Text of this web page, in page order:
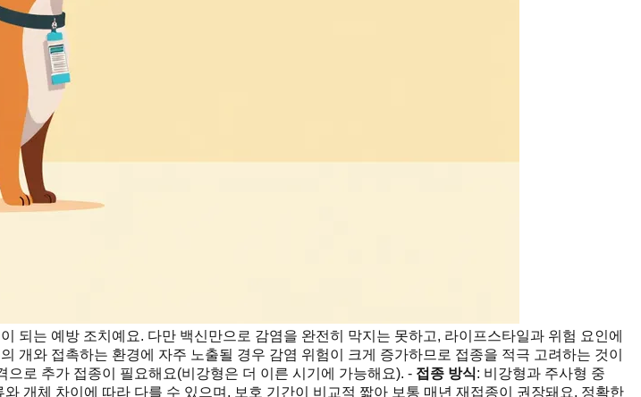
되는 예방 조치예요. 다만 백신만으로 감염을 완전히 막지는 못하고, 라이프스타일과 위험 요인에
개와 접촉하는 환경에 자주 노출될 경우 감염 위험이 크게 증가하므로 접종을 적극 고려하는 것이
로 추가 접종이 필요해요(비강형은 더 이른 시기에 가능해요). - 접종 방식: 비강형과 주사형 중
와 개체 차이에 따라 다를 수 있으며, 보호 기간이 비교적 짧아 보통 매년 재접종이 권장돼요. 정확한